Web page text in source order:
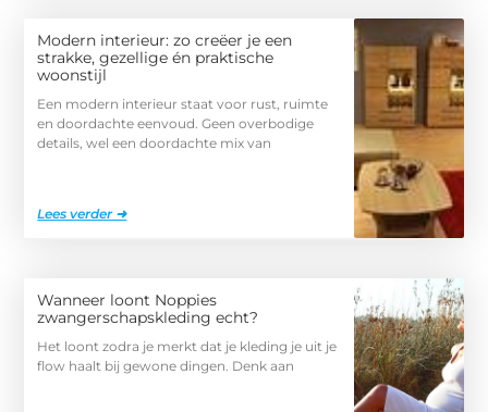
Modern interieur: zo creëer je een
strakke, gezellige én praktische
woonstijl
Een modern interieur staat voor rust, ruimte
en doordachte eenvoud. Geen overbodige
details, wel een doordachte mix van
Lees verder ➜
Wanneer loont Noppies
zwangerschapskleding echt?
Het loont zodra je merkt dat je kleding je uit je
flow haalt bij gewone dingen. Denk aan